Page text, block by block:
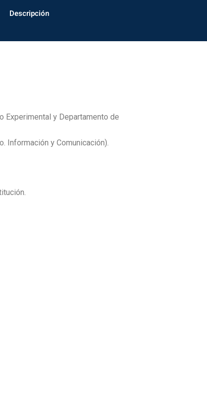
Descripción
Experimental y Departamento de
Información y Comunicación).